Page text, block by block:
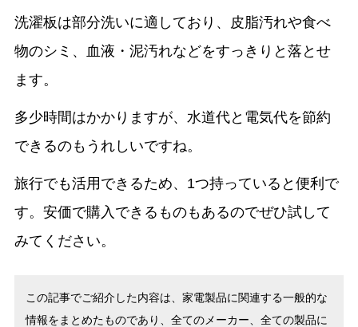
洗濯板は部分洗いに適しており、皮脂汚れや食べ
物のシミ、血液・泥汚れなどをすっきりと落とせ
ます。
多少時間はかかりますが、水道代と電気代を節約
できるのもうれしいですね。
旅行でも活用できるため、1つ持っていると便利で
す。安価で購入できるものもあるのでぜひ試して
みてください。
この記事でご紹介した内容は、家電製品に関連する一般的な
情報をまとめたものであり、全てのメーカー、全ての製品に